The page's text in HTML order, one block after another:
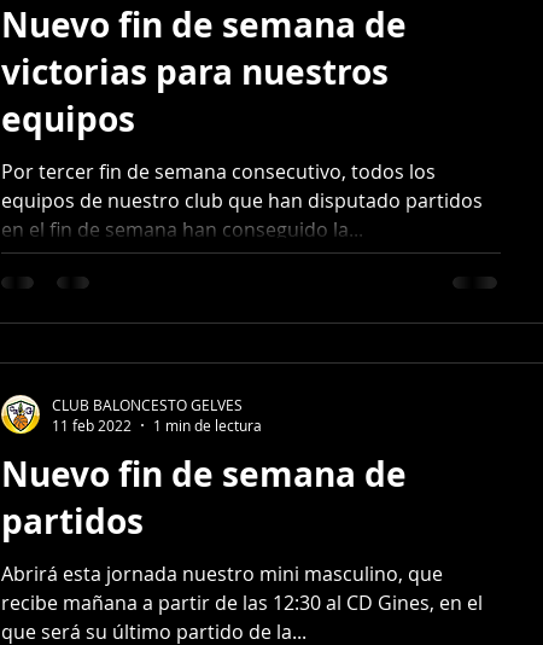
Nuevo fin de semana de
victorias para nuestros
equipos
Por tercer fin de semana consecutivo, todos los
equipos de nuestro club que han disputado partidos
en el fin de semana han conseguido la...
Nuevo fin de semana de
partidos
Abrirá esta jornada nuestro mini masculino, que
recibe mañana a partir de las 12:30 al CD Gines, en el
que será su último partido de la...
CLUB BALONCESTO GELVES
11 feb 2022
1 min de lectura